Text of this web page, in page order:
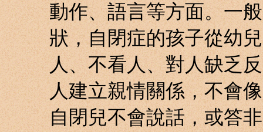
動作、語言等方面。一
狀，自閉症的孩子從幼
人、不看人、對人缺乏
人建立親情關係，不會
自閉兒不會說話，或答